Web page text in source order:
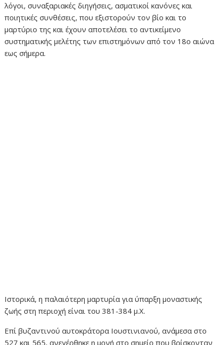
λόγοι, συναξαριακές διηγήσεις, ασματικοί κανόνες και
ποιητικές συνθέσεις, που εξιστορούν τον βίο και το
μαρτύριο της και έχουν αποτελέσει το αντικείμενο
συστηματικής μελέτης των επιστημόνων από τον 18ο αιώνα
εως σήμερα.
Ιστορικά, η παλαιότερη μαρτυρία για ύπαρξη μοναστικής
ζωής στη περιοχή είναι του 381-384 μ.Χ.
Επί βυζαντινού αυτοκράτορα Ιουστινιανού, ανάμεσα στο
527 και 565, ανεγέρθηκε η μονή στο σημείο που βρίσκονταν